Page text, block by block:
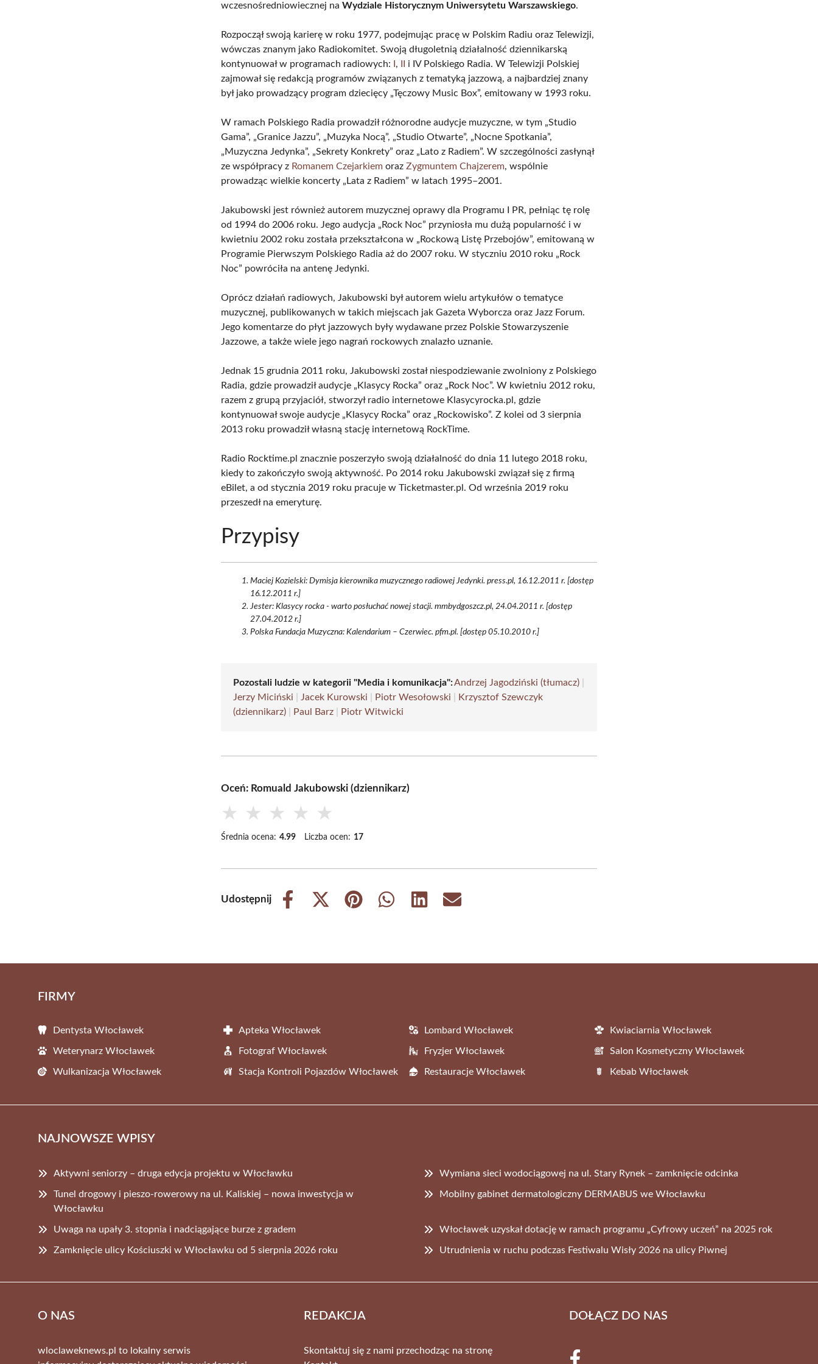
wczesnośredniowiecznej naWydziale Historycznym Uniwersytetu Warszawskiego.
Rozpoczął swoją karierę w roku 1977, podejmując pracę w Polskim Radiu oraz Telewizji,
wówczas znanym jako Radiokomitet. Swoją długoletnią działalność dziennikarską
kontynuował w programach radiowych: I, II i IV Polskiego Radia. W Telewizji Polskiej
zajmował się redakcją programów związanych z tematyką jazzową, a najbardziej znany
był jako prowadzący program dziecięcy „Tęczowy Music Box”, emitowany w 1993 roku.
W ramach Polskiego Radia prowadził różnorodne audycje muzyczne, w tym „Studio
Gama”, „Granice Jazzu”, „Muzyka Nocą”, „Studio Otwarte”, „Nocne Spotkania”,
„Muzyczna Jedynka”, „Sekrety Konkrety” oraz „Lato z Radiem”. W szczególności zasłynął
ze współpracy z Romanem Czejarkiem orazZygmuntem Chajzerem, wspólnie
prowadząc wielkie koncerty „Lata z Radiem” w latach 1995–2001.
Jakubowski jest również autorem muzycznej oprawy dla Programu I PR, pełniąc tę rolę
od 1994 do 2006 roku. Jego audycja „Rock Noc” przyniosła mu dużą popularność i w
kwietniu 2002 roku została przekształcona w „Rockową Listę Przebojów”, emitowaną w
Programie Pierwszym Polskiego Radia aż do 2007 roku. W styczniu 2010 roku „Rock
Noc” powróciła na antenę Jedynki.
Oprócz działań radiowych, Jakubowski był autorem wielu artykułów o tematyce
muzycznej, publikowanych w takich miejscach jak Gazeta Wyborcza oraz Jazz Forum.
Jego komentarze do płyt jazzowych były wydawane przez Polskie Stowarzyszenie
Jazzowe, a także wiele jego nagrań rockowych znalazło uznanie.
Jednak 15 grudnia 2011 roku, Jakubowski został niespodziewanie zwolniony z Polskiego
Radia, gdzie prowadził audycje „Klasycy Rocka” oraz „Rock Noc”. W kwietniu 2012 roku,
razem z grupą przyjaciół, stworzył radio internetowe Klasycyrocka.pl, gdzie
kontynuował swoje audycje „Klasycy Rocka” oraz „Rockowisko”. Z kolei od 3 sierpnia
2013 roku prowadził własną stację internetową RockTime.
Radio Rocktime.pl znacznie poszerzyło swoją działalność do dnia 11 lutego 2018 roku,
kiedy to zakończyło swoją aktywność. Po 2014 roku Jakubowski związał się z firmą
eBilet, a od stycznia 2019 roku pracuje w Ticketmaster.pl. Od września 2019 roku
przeszedł na emeryturę.
Przypisy
Maciej Kozielski: Dymisja kierownika muzycznego radiowej Jedynki. press.pl, 16.12.2011 r. [dostęp
16.12.2011 r.]
Jester: Klasycy rocka - warto posłuchać nowej stacji. mmbydgoszcz.pl, 24.04.2011 r. [dostęp
27.04.2012 r.]
Polska Fundacja Muzyczna: Kalendarium – Czerwiec. pfm.pl. [dostęp 05.10.2010 r.]
Pozostali ludzie w kategorii "Media i komunikacja":Andrzej Jagodziński (tłumacz)
Jerzy Miciński
Jacek Kurowski Piotr Wesołowski
Krzysztof Szewczyk
(dziennikarz)
Paul Barz Piotr Witwicki
Oceń: Romuald Jakubowski (dziennikarz)
★ ★ ★ ★ ★
Średnia ocena: 4.99 Liczba ocen: 17
Udostępnij
Share
Share
Share
Share
Share
Share
FIRMY
Dentysta Włocławek Apteka Włocławek Lombard Włocławek Kwiaciarnia Włocławek
Weterynarz Włocławek Fotograf Włocławek Fryzjer Włocławek Salon Kosmetyczny Włocławek
Wulkanizacja Włocławek Stacja Kontroli Pojazdów Włocławek Restauracje Włocławek Kebab Włocławek
NAJNOWSZE WPISY
Aktywni seniorzy – druga edycja projektu w Włocławku Wymiana sieci wodociągowej na ul. Stary Rynek – zamknięcie odcinka
Tunel drogowy i pieszo-rowerowy na ul. Kaliskiej – nowa inwestycja w
Włocławku
Mobilny gabinet dermatologiczny DERMABUS we Włocławku
Uwaga na upały 3. stopnia i nadciągające burze z gradem Włocławek uzyskał dotację w ramach programu „Cyfrowy uczeń” na 2025 rok
Zamknięcie ulicy Kościuszki w Włocławku od 5 sierpnia 2026 roku Utrudnienia w ruchu podczas Festiwalu Wisły 2026 na ulicy Piwnej
O NAS
wloclaweknews.pl to lokalny serwis
REDAKCJA
Skontaktuj się z nami przechodząc na stronę
DOŁĄCZ DO NAS